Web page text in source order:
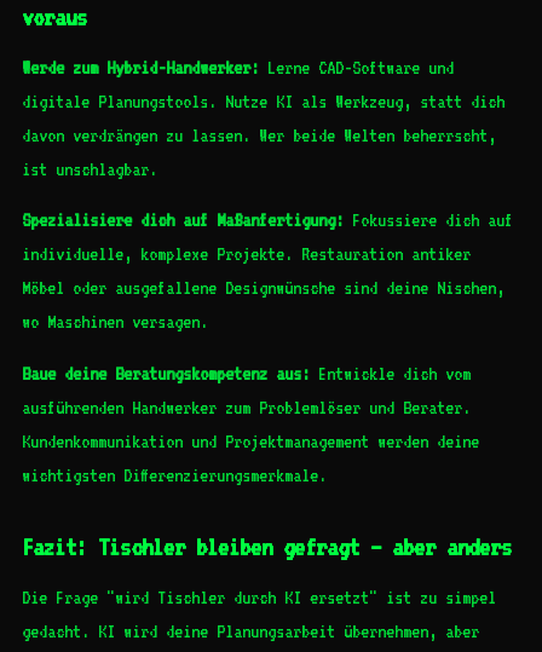
voraus
Werde zum Hybrid-Handwerker: Lerne CAD-Software und
digitale Planungstools. Nutze KI als Werkzeug, statt dich
davon verdrängen zu lassen. Wer beide Welten beherrscht,
ist unschlagbar.
Spezialisiere dich auf Maßanfertigung: Fokussiere dich auf
individuelle, komplexe Projekte. Restauration antiker
Möbel oder ausgefallene Designwünsche sind deine Nischen,
wo Maschinen versagen.
Baue deine Beratungskompetenz aus: Entwickle dich vom
ausführenden Handwerker zum Problemlöser und Berater.
Kundenkommunikation und Projektmanagement werden deine
wichtigsten Differenzierungsmerkmale.
Fazit: Tischler bleiben gefragt – aber anders
Die Frage "wird Tischler durch KI ersetzt" ist zu simpel
gedacht. KI wird deine Planungsarbeit übernehmen, aber